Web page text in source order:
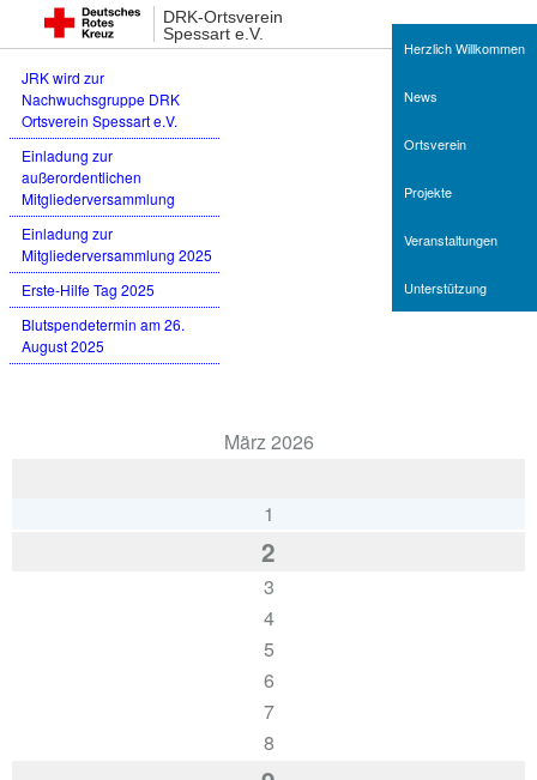
DRK-Ortsverein
Spessart e.V.
Herzlich Willkommen
News
Ortsverein
Projekte
Veranstaltungen
Unterstützung
Neueste Beiträge
JRK wird zur
Nachwuchsgruppe DRK
Ortsverein Spessart e.V.
Einladung zur
außerordentlichen
Mitgliederversammlung
Einladung zur
Mitgliederversammlung 2025
Erste-Hilfe Tag 2025
Blutspendetermin am 26.
August 2025
März 2026
1
2
3
4
5
6
7
8